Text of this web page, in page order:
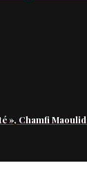
», Chamfi